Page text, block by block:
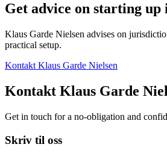
Get advice on starting up
Klaus Garde Nielsen advises on
practical setup.
Kontakt Klaus Garde Nielsen
Kontakt Klaus Garde
Get in touch for a no-obligation and
Skriv til oss